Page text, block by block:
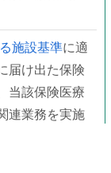
施設基準に適
届け出た保険
当該保険医療
連業務を実施